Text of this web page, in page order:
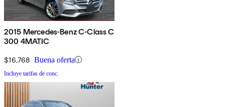
2015 Mercedes-Benz C-Class C
300 4MATIC
$16,768 Buena oferta
Incluye tarifas de conc.